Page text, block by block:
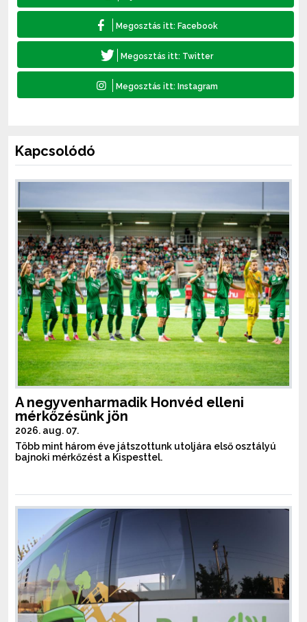
Kapcsolódó
A negyvenharmadik Honvéd elleni
mérkőzésünk jön
2026. aug. 07.
Több mint három éve játszottunk utoljára első osztályú
bajnoki mérkőzést a Kispesttel.